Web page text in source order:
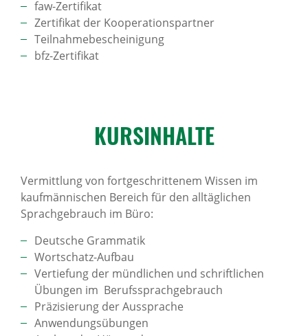
faw-Zertifikat
Zertifikat der Kooperationspartner
Teilnahmebescheinigung
bfz-Zertifikat
KURS­IN­HALTE
Vermittlung von fortgeschrittenem Wissen im
kaufmännischen Bereich für den alltäglichen
Sprachgebrauch im Büro:
Deutsche Grammatik
Wortschatz-Aufbau
Vertiefung der mündlichen und schriftlichen
Übungen im Berufssprachgebrauch
Präzisierung der Aussprache
Anwendungsübungen